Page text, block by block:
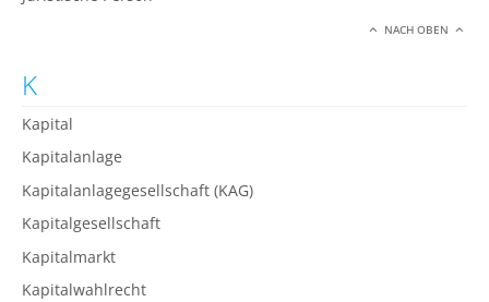
NACH OBEN
K
Kapital
Kapitalanlage
Kapitalanlagegesellschaft (KAG)
Kapitalgesellschaft
Kapitalmarkt
Kapitalwahlrecht